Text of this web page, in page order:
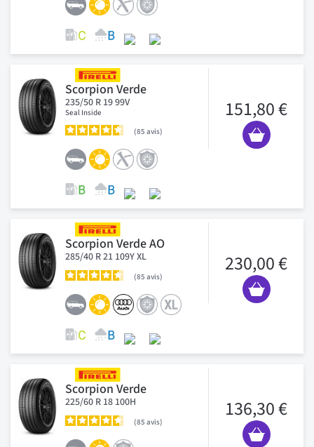
Scorpion Verde
235/50 R 19 99V
Seal Inside
85 avis
151,80 €
Scorpion Verde AO
285/40 R 21 109Y XL
85 avis
230,00 €
Scorpion Verde
225/60 R 18 100H
85 avis
136,30 €